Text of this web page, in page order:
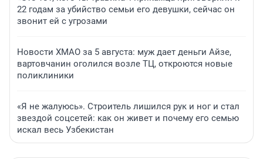
22 годам за убийство семьи его девушки, сейчас он
звонит ей с угрозами
Новости ХМАО за 5 августа: муж дает деньги Айзе,
вартовчанин оголился возле ТЦ, откроются новые
поликлиники
«Я не жалуюсь». Строитель лишился рук и ног и стал
звездой соцсетей: как он живет и почему его семью
искал весь Узбекистан